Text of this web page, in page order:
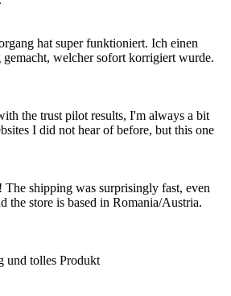
hat super funktioniert. Ich einen
gemacht, welcher sofort korrigiert wurde.
the trust pilot results, I'm always a bit
I did not hear of before, but this one
shipping was surprisingly fast, even
the store is based in Romania/Austria.
und tolles Produkt